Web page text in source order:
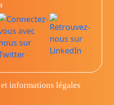
informations légales